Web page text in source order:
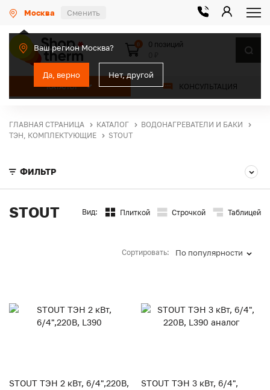
Москва Сменить
Ваш регион Москва?
Да, верно Нет, другой
КАТАЛОГ КОНСУЛЬТАЦИЯ
0
0 позиций
ГЛАВНАЯ СТРАНИЦА КАТАЛОГ
ВОДОНАГРЕВАТЕЛИ И БАКИ
ТЭН, КОМПЛЕКТУЮЩИЕ
STOUT
ФИЛЬТР
STOUT Вид: Плиткой Строчкой Таблицей
Сортировать: По популярности
STOUT ТЭН 2 кВт, 6/4",220В,
STOUT ТЭН 3 кВт, 6/4",